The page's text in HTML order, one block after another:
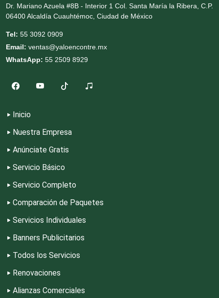
Cromadoras
Depósitos Dentales
Dermatólogos
Desarrollo de Software
Desperdicios Industriales
Dr. Mariano Azuela #8B - Interior 1 Col. Santa María la Ribera, C.P.
06400 Alcaldía Cuauhtémoc, Ciudad de México
Tel: 55 3092 0909
Email: ventas@yaloencontre.mx
WhatsApp: 55 2509 8929
Inicio
Nuestra Empresa
Anúnciate Gratis
Servicio Básico
Servicio Completo
Comparación de Paquetes
Servicios Individuales
Banners Publicitarios
Todos los Servicios
Renovaciones
Alianzas Comerciales